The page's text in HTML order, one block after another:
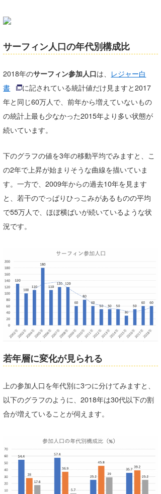
サーフィン人口の年代別構成比
2018年のサーフィン参加人口は、 レジャー白
書
に記されている統計値だけ見ますと2017
年と同じ60万人で、前年から増えていないもの
の統計上最も少なかった2015年より多い状態が
続いています。
下のグラフの値を3年の移動平均でみますと、こ
の2年で上昇が始まりそうな曲線を描いていま
す。一方で、2009年からの過去10年を見ます
と、若干のでっぱりひっこみがあるものの平均
で55万人で、ほぼ横ばいが続いているような状
況です。
若年層に変化が見られる
上の参加人口を年代別に3つに分けてみますと、
以下のグラフのように、2018年は30代以下の割
合が増えていることが伺えます。
熊谷素子
植村未来
NOBUFUKU
大野”MAR”修聖
喜納海人
ECE
G◎Da
H
KID
KOBU
KY
MIN
mitz
OYZ
たっちー
ハンマー
まっきー
三輪予報士
上田純子
唐澤予報士